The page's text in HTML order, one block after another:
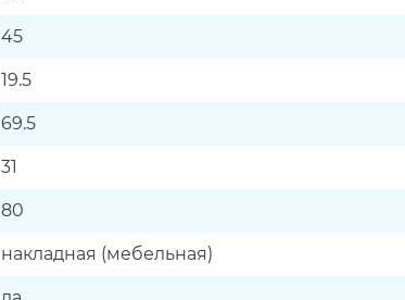
45
19.5
69.5
31
80
накладная (мебельная)